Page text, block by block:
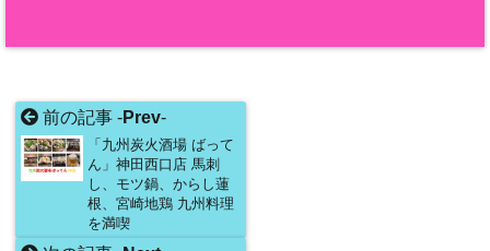
前の記事 -Prev-
「九州炭火酒場 ばって
ん」神田西口店 馬刺
し、モツ鍋、からし蓮
根、宮崎地鶏 九州料理
を満喫